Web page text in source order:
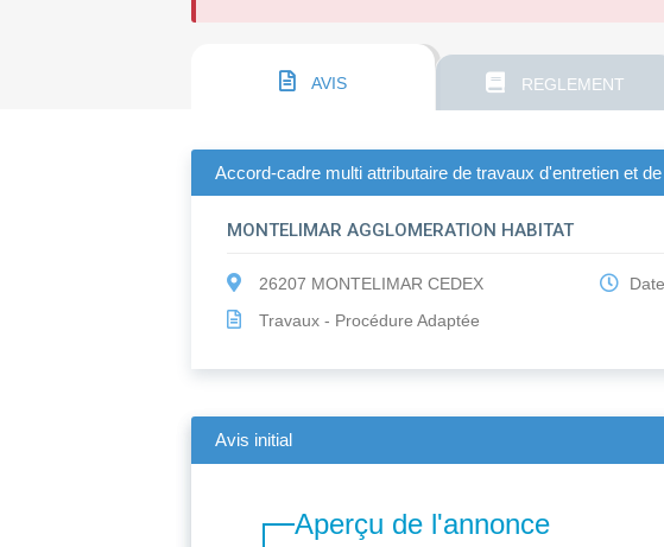
AVIS REGLEMENT
Accord-cadre multi attributaire de travaux d'entretien et
MONTELIMAR AGGLOMERATION HABITAT
26207 MONTELIMAR CEDEX
Travaux - Procédure Adaptée
Avis initial
Aperçu de l'annonce